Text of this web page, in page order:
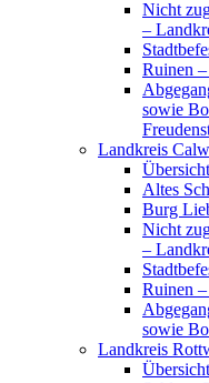
Nicht
–
Ruinen
sowie
Landkreis Calw
Altes
Burg
Nicht
–
Ruinen
sowie
Landkreis